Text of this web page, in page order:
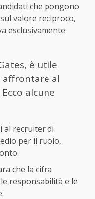
che pongono
valore reciproco,
esclusivamente
è utile
affrontare al
alcune
al recruiter di
per il ruolo,
che la cifra
responsabilità e le